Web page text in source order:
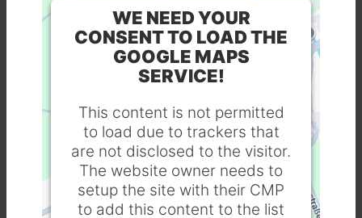
WE NEED YOUR
CONSENT TO LOAD THE
GOOGLE MAPS
SERVICE!
This content is not permitted
to load due to trackers that
are not disclosed to the visitor.
The website owner needs to
setup the site with their CMP
to add this content to the list